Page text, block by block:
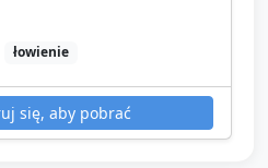
łowienie
się, aby pobrać